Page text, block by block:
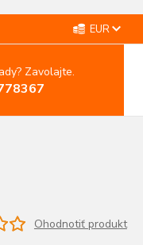
EUR
Zavolajte.
Ohodnotiť produkt